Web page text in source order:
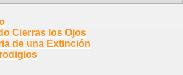
Cierras los Ojos
de una Extinción